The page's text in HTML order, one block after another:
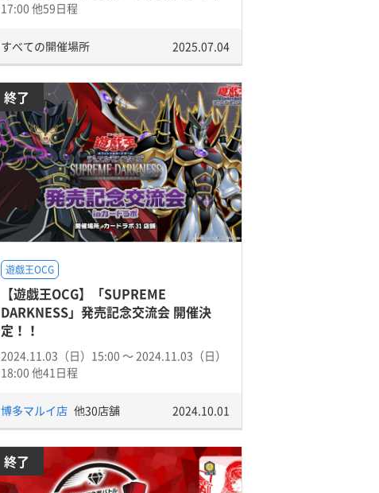
17:00 他59日程
すべての開催場所 2025.07.04
終了
遊戯王OCG
【遊戯王OCG】「SUPREME
DARKNESS」発売記念交流会 開催決
定！！
2024.11.03（日）15:00 〜 2024.11.03（日）
18:00 他41日程
博多マルイ店 他30店舗 2024.10.01
終了